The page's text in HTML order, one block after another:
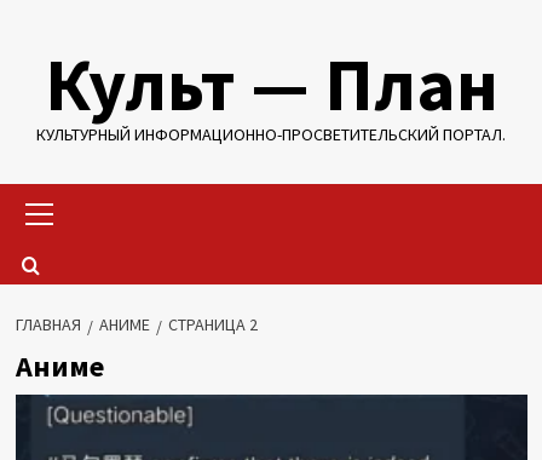
содержимому
Культ — План
КУЛЬТУРНЫЙ ИНФОРМАЦИОННО-ПРОСВЕТИТЕЛЬСКИЙ ПОРТАЛ.
меню
ГЛАВНАЯ АНИМЕ СТРАНИЦА 2
Аниме